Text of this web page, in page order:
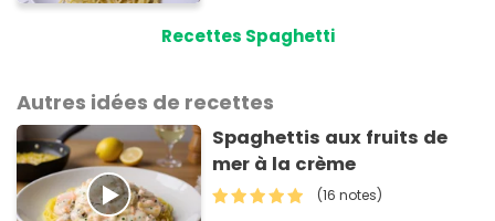
Recettes Spaghetti
Autres idées de recettes
Spaghettis aux fruits de
mer à la crème
(16 notes)